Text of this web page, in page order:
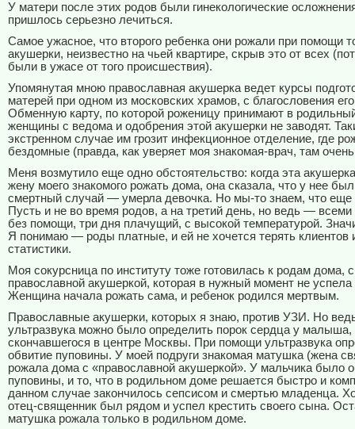
У матери после этих родов были гинекологические
пришлось серьезно лечиться.
Самое ужасное, что второго ребенка они рожали при помощи
акушерки, неизвестно на чьей квартире, скрыв это от всех
были в ужасе от того происшествия).
Упомянутая мною православная акушерка ведет курсы
матерей при одном из московских храмов, с благословения
Обменную карту, по которой роженицу принимают в
женщины с ведома и одобрения этой акушерки не заводят.
экстренном случае им грозит инфекционное отделение, где
бездомные (правда, как уверяет моя знакомая-врач, там
Меня возмутило еще одно обстоятельство: когда эта
жену моего знакомого рожать дома, она сказала, что у нее
смертный случай — умерла девочка. Но мы-то знаем, что еще
Пусть и не во время родов, а на третий день, но ведь —
без помощи, три дня плачущий, с высокой температурой.
Я понимаю — роды платные, и ей не хочется терять клиентов
статистики.
Моя сокурсница по институту тоже готовилась к родам дома,
православной акушеркой, которая в нужный момент не успела
Женщина начала рожать сама, и ребенок родился мертвым.
Православные акушерки, которых я знаю, против УЗИ. Но
ультразвука можно было определить порок сердца у малыша,
скончавшегося в центре Москвы. При помощи ультразвука
обвитие пуповины. У моей подруги знакомая матушка (жена
рожала дома с «православной акушеркой». У мальчика было
пуповины, и то, что в родильном доме решается быстро и
данном случае закончилось сепсисом и смертью младенца.
отец-священник был рядом и успел крестить своего сына.
матушка рожала только в родильном доме.